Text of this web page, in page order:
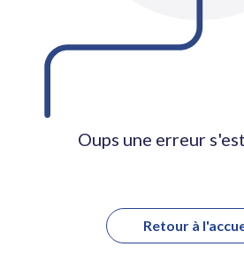
Oups une erreur
Retour à